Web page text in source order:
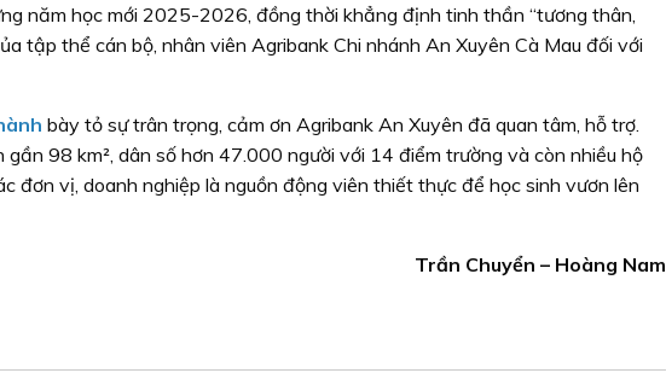
năm học mới 2025-2026, đồng thời khẳng định tinh thần “tương thân,
tập thể cán bộ, nhân viên Agribank Chi nhánh An Xuyên Cà Mau đối với
bày tỏ sự trân trọng, cảm ơn Agribank An Xuyên đã quan tâm, hỗ trợ.
gần 98 km², dân số hơn 47.000 người với 14 điểm trường và còn nhiều hộ
đơn vị, doanh nghiệp là nguồn động viên thiết thực để học sinh vươn lên
Trần Chuyển – Hoàng Nam